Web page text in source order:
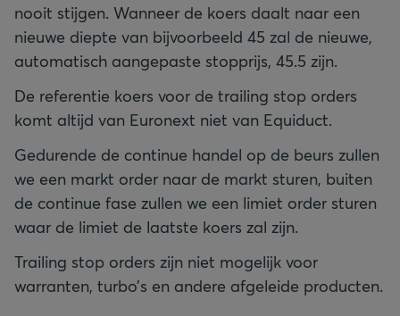
nooit stijgen. Wanneer de koers daalt naar een
nieuwe diepte van bijvoorbeeld 45 zal de nieuwe,
automatisch aangepaste stopprijs, 45.5 zijn.
De referentie koers voor de trailing stop orders
komt altijd van Euronext niet van Equiduct.
Gedurende de continue handel op de beurs zullen
we een markt order naar de markt sturen, buiten
de continue fase zullen we een limiet order sturen
waar de limiet de laatste koers zal zijn.
Trailing stop orders zijn niet mogelijk voor
warranten, turbo’s en andere afgeleide producten.